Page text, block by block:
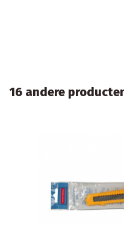
16 andere